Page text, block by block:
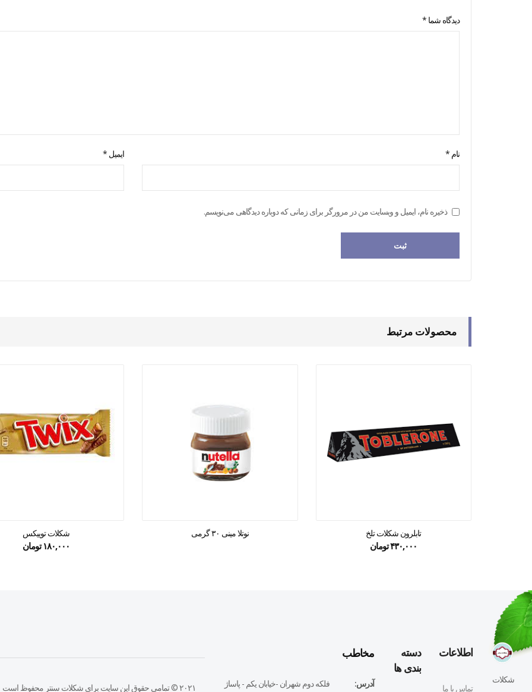
دیدگاه شما *
نام * ایمیل *
ذخیره نام، ایمیل و وبسایت من در مرورگر برای زمانی که دوباره دیدگاهی می‌نویسم.
محصولات مرتبط
تابلرون شکلات تلخ
۴۳۰,۰۰۰تومان
نوتلا مینی ۳۰ گرمی شکلات توییکس
۱۸۰,۰۰۰ تومان
شکلات
اطلاعات
تماس با ما
دسته
بندی ها
مخاطب
آدرس:
فلكه دوم شهران -خيابان يكم - پاساژ
۲۰۲۱ © تمامی حقوق این سایت برای شکلات سنتر محفوظ است